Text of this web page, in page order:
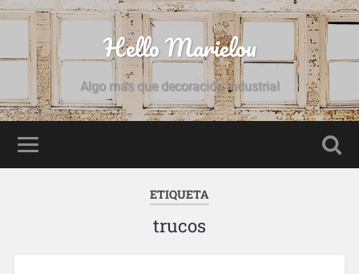
Hello Marielou
Algo más que decoración industrial
ETIQUETA
trucos